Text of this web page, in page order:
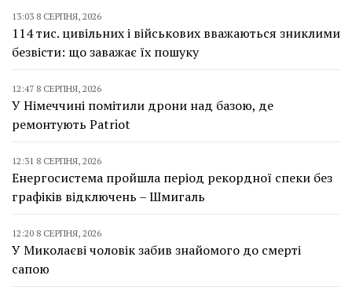
13:03 8 СЕРПНЯ, 2026
114 тис. цивільних і військових вважаються зниклими
безвісти: що заважає їх пошуку
12:47 8 СЕРПНЯ, 2026
У Німеччині помітили дрони над базою, де
ремонтують Patriot
12:31 8 СЕРПНЯ, 2026
Енергосистема пройшла період рекордної спеки без
графіків відключень – Шмигаль
12:20 8 СЕРПНЯ, 2026
У Миколаєві чоловік забив знайомого до смерті
сапою